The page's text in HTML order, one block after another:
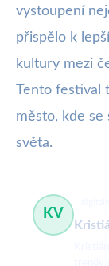
vystoupení
přispělo k
kultury mezi
Tento festival
město, kde se
světa.
KV